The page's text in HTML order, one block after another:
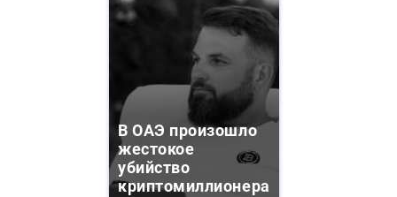
В ОАЭ произошло
жестокое
убийство
криптомиллионера